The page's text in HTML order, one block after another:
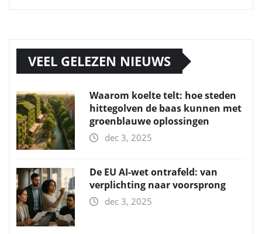
VEEL GELEZEN NIEUWS
Waarom koelte telt: hoe steden
hittegolven de baas kunnen met
groenblauwe oplossingen
dec 3, 2025
De EU AI-wet ontrafeld: van
verplichting naar voorsprong
dec 3, 2025